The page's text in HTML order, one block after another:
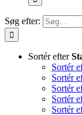
Søg efter:
Sortér efter
Sortér
Sortér
Sortér
Sortér
Sortér